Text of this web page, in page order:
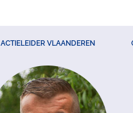
ACTIELEIDER VLAANDEREN